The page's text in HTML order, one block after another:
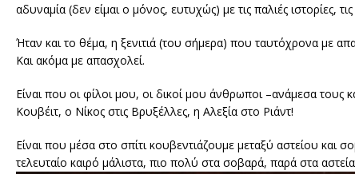
αδυναμία (δεν είμαι ο μόνος, ευτυχώς) με τις παλιές ιστορίες,
Ήταν και το θέμα, η ξενιτιά (του σήμερα) που ταυτόχρονα με
Και ακόμα με απασχολεί.
Είναι που οι φίλοι μου, οι δικοί μου άνθρωποι –ανάμεσα
Κουβέιτ, ο Νίκος στις Βρυξέλλες, η Αλεξία στο Ριάντ!
Είναι που μέσα στο σπίτι κουβεντιάζουμε μεταξύ αστείου και
τελευταίο καιρό μάλιστα, πιο πολύ στα σοβαρά, παρά στα